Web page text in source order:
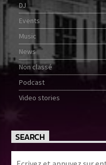
DJ
Events
Music
News
Non classé
Podcast
Video stories
SEARCH